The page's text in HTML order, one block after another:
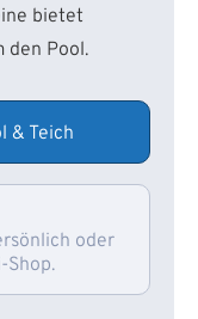
bietet
den Pool.
& Teich
oder
Shop.